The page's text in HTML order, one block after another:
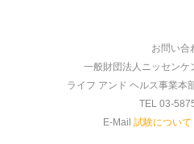
お問い合
一般財団法人ニッセンケ
ライフ アンド ヘルス事業本
TEL 03-
E-Mail 試験について